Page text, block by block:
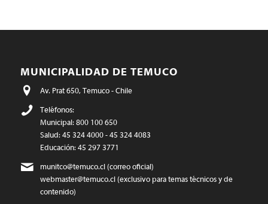
MUNICIPALIDAD DE TEMUCO
Av. Prat 650, Temuco - Chile
Teléfonos:
Municipal: 800 100 650
Salud: 45 324 4000 - 45 324 4083
Educación: 45 297 3771
munitco@temuco.cl(correo oficial)
webmaster@temuco.cl(exclusivo para temas técnicos y de
contenido)